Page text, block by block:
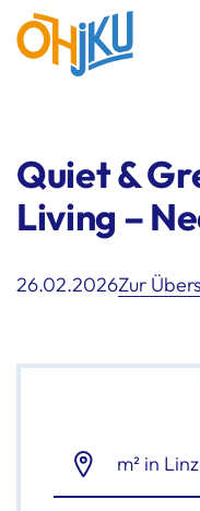
Quiet &
Living –
26.02.2026Zur
m² in